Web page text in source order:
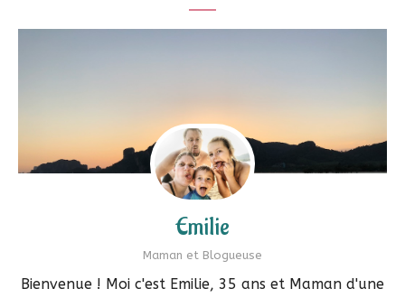
Emilie
Maman et Blogueuse
Bienvenue ! Moi c'est Emilie, 35 ans et Maman d'une